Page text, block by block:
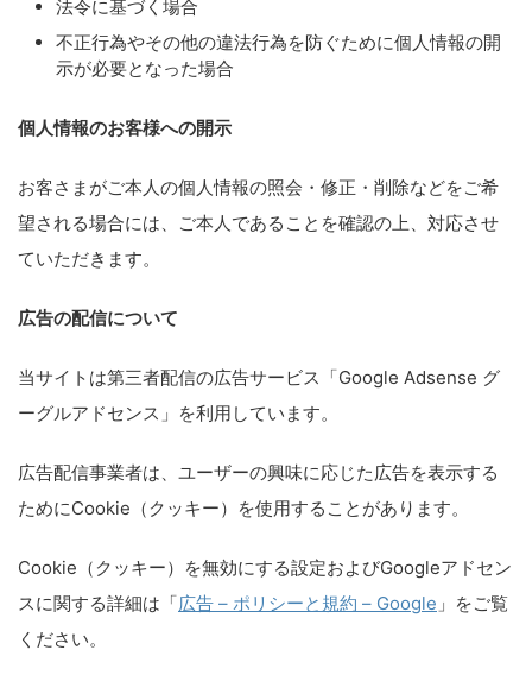
法令に基づく場合
不正行為やその他の違法行為を防ぐために個人情報の開
示が必要となった場合
個人情報のお客様への開示
お客さまがご本人の個人情報の照会・修正・削除などをご希
望される場合には、ご本人であることを確認の上、対応させ
ていただきます。
広告の配信について
当サイトは第三者配信の広告サービス「Google Adsense グ
ーグルアドセンス」を利用しています。
広告配信事業者は、ユーザーの興味に応じた広告を表示する
ためにCookie（クッキー）を使用することがあります。
Cookie（クッキー）を無効にする設定およびGoogleアドセン
スに関する詳細は「広告 – ポリシーと規約 – Google 」をご覧
ください。